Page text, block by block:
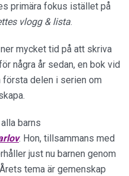
primära fokus istället på
vlogg & lista.
mycket tid på att skriva
några år sedan, en bok vid
första delen i serien om
barns
. Hon, tillsammans med
just nu barnen genom
tema är gemenskap